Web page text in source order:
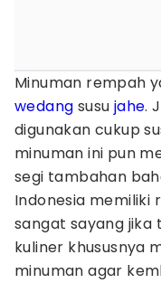
Minuman rempah
wedang susu jahe.
digunakan cukup
minuman ini pun
segi tambahan
Indonesia
sangat sayang jika
kuliner khususnya
minuman agar